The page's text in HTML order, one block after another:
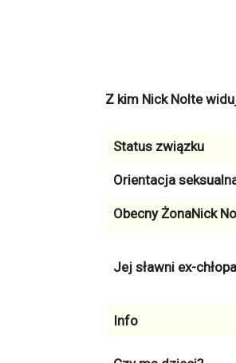
Z kim Nick Nolte
Status związku
Orientacja
Obecny ŻonaNick
Jej sławni ex-
Info